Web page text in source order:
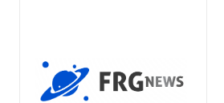
ΚΑΤΑΧΩΡΗΣΗ ΑΓΓΕΛΙΩΝ